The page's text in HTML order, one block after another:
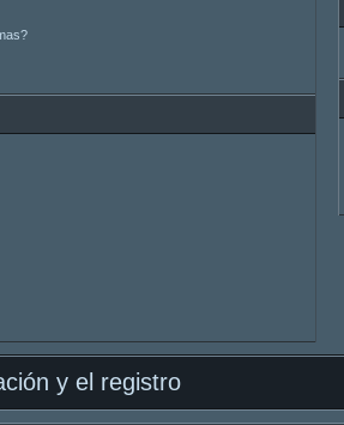
y el registro